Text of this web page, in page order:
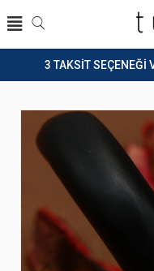
3 TAKSİT SEÇENEĞİ